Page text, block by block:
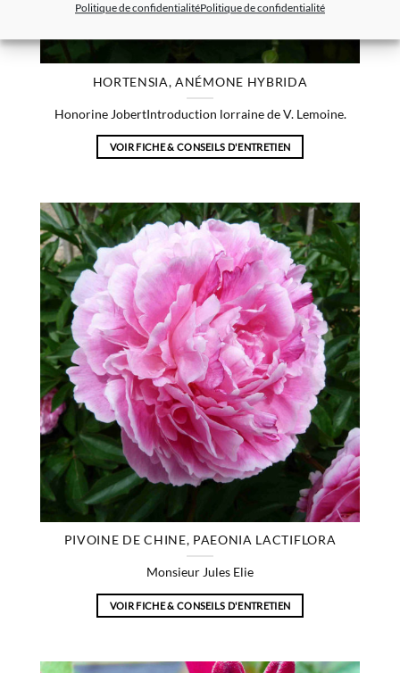
Politique de confidentialitéPolitique de confidentialité
HORTENSIA, ANÉMONE HYBRIDA
Honorine JobertIntroduction lorraine de V. Lemoine.
VOIR FICHE & CONSEILS D'ENTRETIEN
PIVOINE DE CHINE, PAEONIA LACTIFLORA
Monsieur Jules Elie
VOIR FICHE & CONSEILS D'ENTRETIEN